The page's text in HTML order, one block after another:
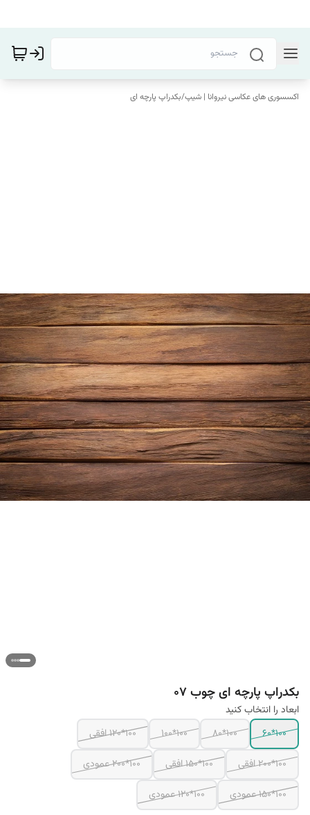
اکسسوری های عکاسی نیروانا | شیپ/بکدراپ پارچه ای
بکدراپ پارچه ای چوب 07
ابعاد را انتخاب کنید
100*60
100*80
100*100
100*120 افقی
100*200 افقی
100*150 افقی
100*200 عمودی
100*150 عمودی
100*120 عمودی